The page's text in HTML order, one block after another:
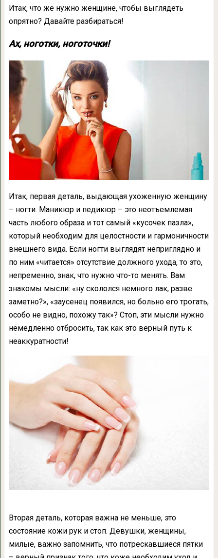
Итак, что же нужно женщине, чтобы выглядеть
опрятно? Давайте разбираться!
Ах, ноготки, ноготочки!
Итак, первая деталь, выдающая ухоженную женщину
– ногти. Маникюр и педикюр – это неотъемлемая
часть любого образа и тот самый «кусочек пазла»,
который необходим для целостности и гармоничности
внешнего вида. Если ногти выглядят неприглядно и
по ним «читается» отсутствие должного ухода, то это,
непременно, знак, что нужно что-то менять. Вам
знакомы мысли: «ну скололся немного лак, разве
заметно?», «заусенец появился, но больно его трогать,
особо не видно, похожу так»? Стоп, эти мысли нужно
немедленно отбросить, так как это верный путь к
неаккуратности!
Вторая деталь, которая важна не меньше, это
состояние кожи рук и стоп. Девушки, женщины,
милые, важно запомнить, что потрескавшиеся пятки